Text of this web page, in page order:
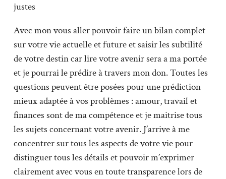
justes
Avec mon vous aller pouvoir faire un bilan complet
sur votre vie actuelle et future et saisir les subtilité
de votre destin car lire votre avenir sera a ma portée
et je pourrai le prédire à travers mon don. Toutes les
questions peuvent être posées pour une prédiction
mieux adaptée à vos problèmes : amour, travail et
finances sont de ma compétence et je maitrise tous
les sujets concernant votre avenir. J’arrive à me
concentrer sur tous les aspects de votre vie pour
distinguer tous les détails et pouvoir m’exprimer
clairement avec vous en toute transparence lors de